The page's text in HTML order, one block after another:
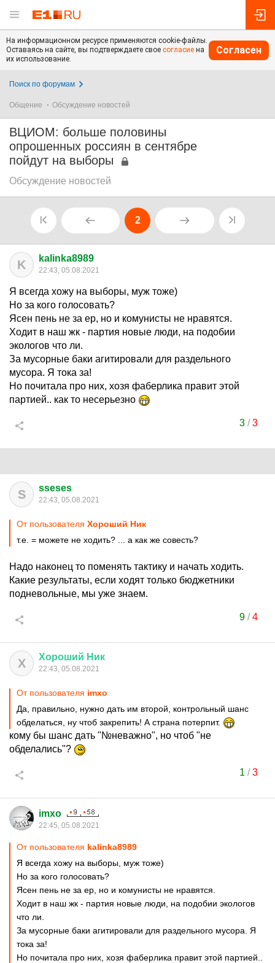
На информационном ресурсе применяются cookie-файлы.
Оставаясь на сайте, вы подтверждаете свое согласие на
их использование.
Согласен
Поиск по форумам
Общение Обсуждение новостей
ВЦИОМ: больше половины
опрошенных россиян в сентябре
пойдут на выборы
Обсуждение новостей
2
K kalinka8989
22:43, 05.08.2021
Я всегда хожу на выборы, муж тоже)
Но за кого голосовать?
Ясен пень не за ер, но и комунисты не нравятся.
Ходит в наш жк - партия новые люди, на подобии
экологов что ли.
За мусорные баки агитировали для раздельного
мусора. Я тока за!
Но почитала про них, хозя фаберлика правит этой
партией.. как то несерьезно
3/3
S sseses
22:43, 05.08.2021
От пользователя Хороший Ник
т.е. = можете не ходить? ... а как же совесть?
Надо наконец то поменять тактику и начать ходить.
Какие результаты, если ходят только бюджетники
подневольные, мы уже знаем.
9/4
Х Хороший Ник
22:43, 05.08.2021
От пользователя imxo
Да, правильно, нужно дать им второй, контрольный шанс
обделаться, ну чтоб закрепить! А страна потерпит.
кому бы шанс дать "№неважно", но чтоб "не
обделались"?
1 /3
imxo
22:45, 05.08.2021
От пользователя kalinka8989
Я всегда хожу на выборы, муж тоже)
Но за кого голосовать?
Ясен пень не за ер, но и комунисты не нравятся.
Ходит в наш жк - партия новые люди, на подобии экологов
что ли.
За мусорные баки агитировали для раздельного мусора. Я
тока за!
Но почитала про них, хозя фаберлика правит этой партией..